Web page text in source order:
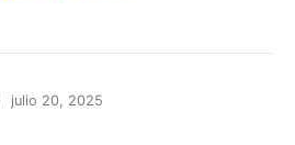
julio 20, 2025